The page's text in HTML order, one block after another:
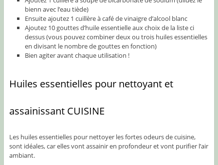
bienn avec l’eau tiède)
Ensuite ajoutez 1 cuillère à café de vinaigre d’alcool blanc
Ajoutez 10 gouttes d’huile essentielle aux choix de la liste ci
dessus (vous pouvez combiner deux ou trois huiles essentielles
en divisant le nombre de gouttes en fonction)
Bien agiter avant chaque utilisation !
Huiles essentielles pour nettoyant et
assainissant CUISINE
Les huiles essentielles pour nettoyer les fortes odeurs de cuisine,
sont idéales, car elles vont assainir en profondeur et vont purifier l’air
ambiant.